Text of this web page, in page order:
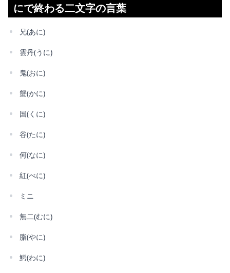
にで終わる二文字の言葉
兄(あに)
雲丹(うに)
鬼(おに)
蟹(かに)
国(くに)
谷(たに)
何(なに)
紅(べに)
ミニ
無二(むに)
脂(やに)
鰐(わに)